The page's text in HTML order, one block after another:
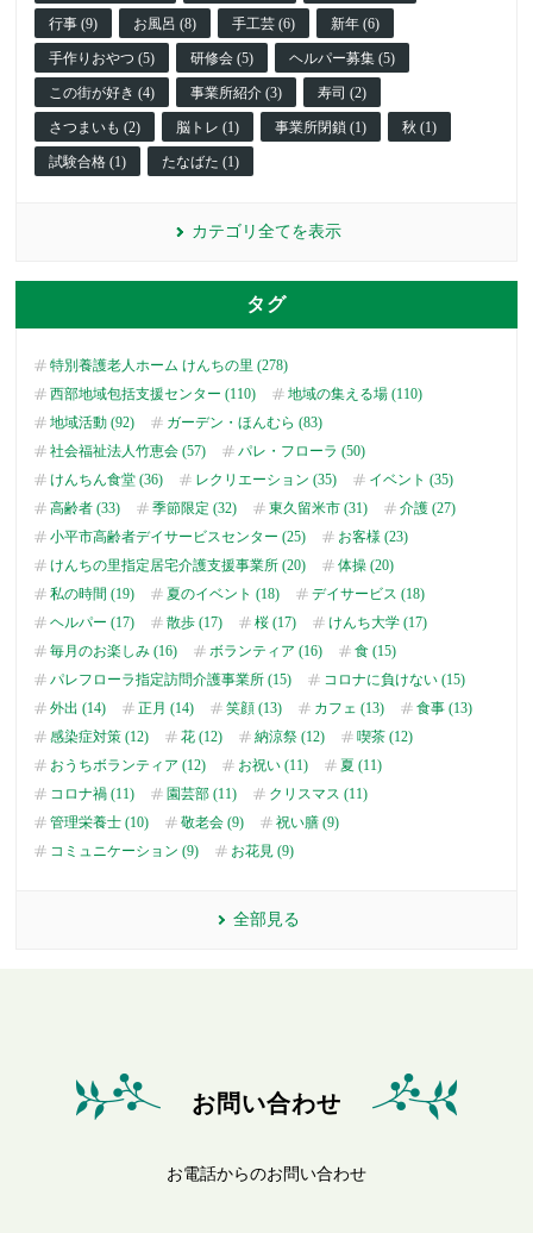
行事 (9) お風呂 (8) 手工芸 (6) 新年 (6)
手作りおやつ (5) 研修会 (5) ヘルパー募集 (5)
この街が好き (4) 事業所紹介 (3) 寿司 (2)
さつまいも (2) 脳トレ (1) 事業所閉鎖 (1) 秋 (1)
試験合格 (1) たなばた (1)
カテゴリ全てを表示
タグ
特別養護老人ホーム けんちの里 (278)
西部地域包括支援センター (110)
地域の集える場 (110)
地域活動 (92)
ガーデン・ほんむら (83)
社会福祉法人竹恵会 (57)
パレ・フローラ (50)
けんちん食堂 (36)
レクリエーション (35)
イベント (35)
高齢者 (33)
季節限定 (32) 東久留米市 (31)
介護 (27)
小平市高齢者デイサービスセンター (25)
お客様 (23)
けんちの里指定居宅介護支援事業所 (20)
体操 (20)
私の時間 (19)
夏のイベント (18)
デイサービス (18)
ヘルパー (17)
散歩 (17) 桜 (17)
けんち大学 (17)
毎月のお楽しみ (16)
ボランティア (16)
食 (15)
パレフローラ指定訪問介護事業所 (15)
コロナに負けない (15)
外出 (14)
正月 (14) 笑顔 (13) カフェ (13)
食事 (13)
感染症対策 (12)
花 (12) 納涼祭 (12)
喫茶 (12)
おうちボランティア (12)
お祝い (11)
夏 (11)
コロナ禍 (11)
園芸部 (11)
クリスマス (11)
管理栄養士 (10)
敬老会 (9)
祝い膳 (9)
コミュニケーション (9)
お花見 (9)
全部見る
お問い合わせ
お電話からのお問い合わせ